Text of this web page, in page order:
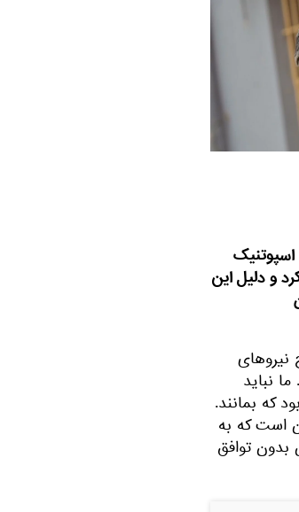
و دلیل این
نیروهای
نباید
که بمانند.
است که به
بدون توافق